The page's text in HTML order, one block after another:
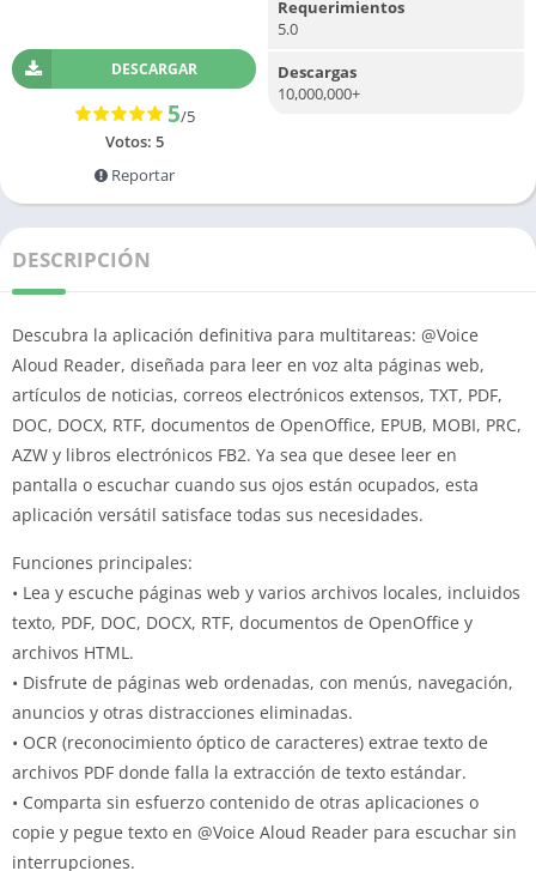
DESCARGAR
5/5
Votos: 5
Reportar
Requerimientos
5.0
Descargas
10,000,000+
DESCRIPCIÓN
Descubra la aplicación definitiva para multitareas: @Voice
Aloud Reader, diseñada para leer en voz alta páginas web,
artículos de noticias, correos electrónicos extensos, TXT, PDF,
DOC, DOCX, RTF, documentos de OpenOffice, EPUB, MOBI, PRC,
AZW y libros electrónicos FB2. Ya sea que desee leer en
pantalla o escuchar cuando sus ojos están ocupados, esta
aplicación versátil satisface todas sus necesidades.
Funciones principales:
• Lea y escuche páginas web y varios archivos locales, incluidos
texto, PDF, DOC, DOCX, RTF, documentos de OpenOffice y
archivos HTML.
• Disfrute de páginas web ordenadas, con menús, navegación,
anuncios y otras distracciones eliminadas.
• OCR (reconocimiento óptico de caracteres) extrae texto de
archivos PDF donde falla la extracción de texto estándar.
• Comparta sin esfuerzo contenido de otras aplicaciones o
copie y pegue texto en @Voice Aloud Reader para escuchar sin
interrupciones.